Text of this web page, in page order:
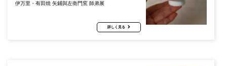
伊万里・有田焼 矢鋪與左衛門窯 師弟展
詳しく見る